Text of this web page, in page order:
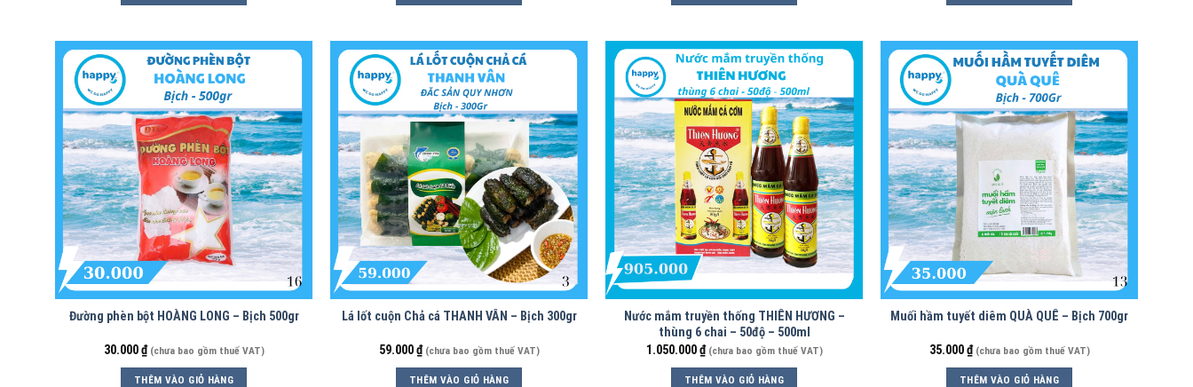
Đường phèn bột HOÀNG LONG – Bịch 500gr
30.000₫ (chưa bao gồm thuế VAT)
THÊM VÀO GIỎ HÀNG
Lá lốt cuộn Chả cá THANH VÂN – Bịch 300gr
59.000₫ (chưa bao gồm thuế VAT)
THÊM VÀO GIỎ HÀNG
Nước mắm truyền thống THIÊN HƯƠNG –
thùng 6 chai – 50độ – 500ml
1.050.000₫ (chưa bao gồm thuế VAT)
THÊM VÀO GIỎ HÀNG
Muối hầm tuyết diêm QUÀ QUÊ – Bịch 700gr
35.000₫ (chưa bao gồm thuế VAT)
THÊM VÀO GIỎ HÀNG